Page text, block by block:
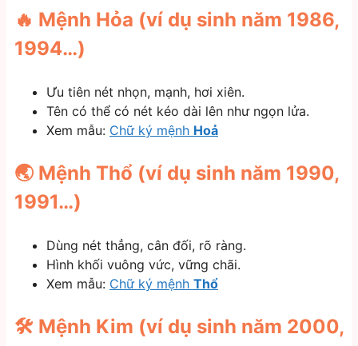
🔥 Mệnh Hỏa (ví dụ sinh năm 1986,
1994…)
Ưu tiên nét nhọn, mạnh, hơi xiên.
Tên có thể có nét kéo dài lên như ngọn lửa.
Xem mẫu: Chữ ký mệnh Hoả
🌏 Mệnh Thổ (ví dụ sinh năm 1990,
1991…)
Dùng nét thẳng, cân đối, rõ ràng.
Hình khối vuông vức, vững chãi.
Xem mẫu: Chữ ký mệnh Thổ
🛠️ Mệnh Kim (ví dụ sinh năm 2000,